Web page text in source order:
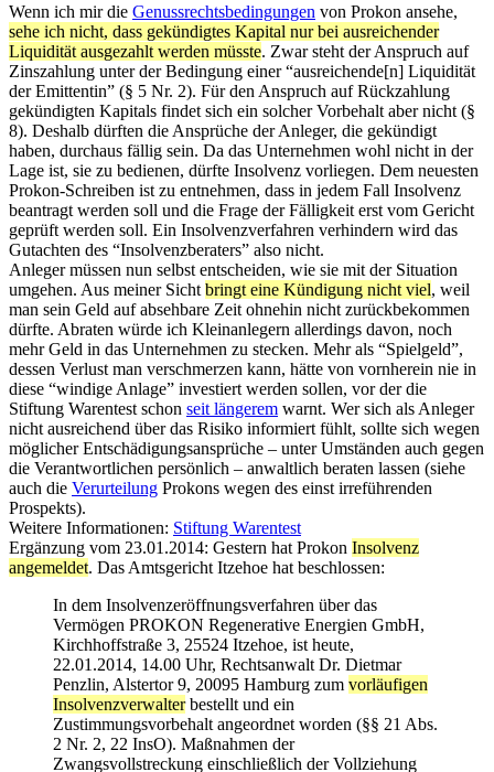
Wenn ich mir die Genussrechtsbedingungen von Prokon ansehe,
sehe ich nicht, dass gekündigtes Kapital nur bei ausreichender
Liquidität ausgezahlt werden müsste. Zwar steht der Anspruch auf
Zinszahlung unter der Bedingung einer “ausreichende[n] Liquidität
der Emittentin” (§ 5 Nr. 2). Für den Anspruch auf Rückzahlung
gekündigten Kapitals findet sich ein solcher Vorbehalt aber nicht (§
8). Deshalb dürften die Ansprüche der Anleger, die gekündigt
haben, durchaus fällig sein. Da das Unternehmen wohl nicht in der
Lage ist, sie zu bedienen, dürfte Insolvenz vorliegen. Dem neuesten
Prokon-Schreiben ist zu entnehmen, dass in jedem Fall Insolvenz
beantragt werden soll und die Frage der Fälligkeit erst vom Gericht
geprüft werden soll. Ein Insolvenzverfahren verhindern wird das
Gutachten des “Insolvenzberaters” also nicht.
Anleger müssen nun selbst entscheiden, wie sie mit der Situation
umgehen. Aus meiner Sicht bringt eine Kündigung nicht viel, weil
man sein Geld auf absehbare Zeit ohnehin nicht zurückbekommen
dürfte. Abraten würde ich Kleinanlegern allerdings davon, noch
mehr Geld in das Unternehmen zu stecken. Mehr als “Spielgeld”,
dessen Verlust man verschmerzen kann, hätte von vornherein nie in
diese “windige Anlage” investiert werden sollen, vor der die
Stiftung Warentest schon seit längerem warnt. Wer sich als Anleger
nicht ausreichend über das Risiko informiert fühlt, sollte sich wegen
möglicher Entschädigungsansprüche – unter Umständen auch gegen
die Verantwortlichen persönlich – anwaltlich beraten lassen (siehe
auch die Verurteilung Prokons wegen des einst irreführenden
Prospekts).
Weitere Informationen: Stiftung Warentest
Ergänzung vom 23.01.2014: Gestern hat Prokon Insolvenz
angemeldet. Das Amtsgericht Itzehoe hat beschlossen:
In dem Insolvenzeröffnungsverfahren über das
Vermögen PROKON Regenerative Energien GmbH,
Kirchhoffstraße 3, 25524 Itzehoe, ist heute,
22.01.2014, 14.00 Uhr, Rechtsanwalt Dr. Dietmar
Penzlin, Alstertor 9, 20095 Hamburg zum vorläufigen
Insolvenzverwalterbestellt und ein
Zustimmungsvorbehalt angeordnet worden (§§ 21 Abs.
2 Nr. 2, 22 InsO). Maßnahmen der
Zwangsvollstreckung einschließlich der Vollziehung